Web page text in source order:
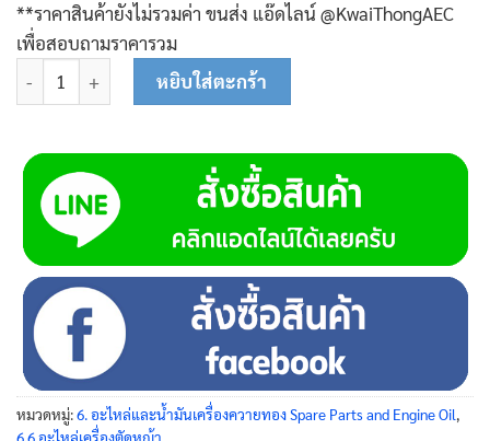
**ราคาสินค้ายังไม่รวมค่า ขนส่ง แอ๊ดไลน์ @KwaiThongAEC
เพื่อสอบถามราคารวม
จำนวน ใบมีด 61-0210L ชิ้นหยิบใส่ตะกร้า
หมวดหมู่:6. อะไหล่และน้ำมันเครื่องควายทอง Spare Parts and Engine Oil
6.6 อะไหล่เครื่องตัดหญ้า